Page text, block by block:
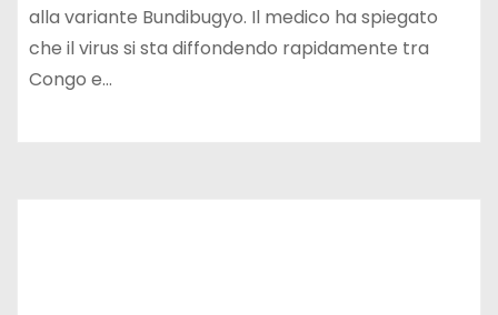
alla variante Bundibugyo. Il medico ha spiegato
che il virus si sta diffondendo rapidamente tra
Congo e…